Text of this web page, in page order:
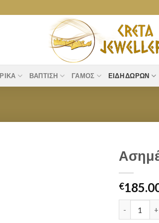
ΒΆΠΤΙΣΗ ΓΆΜΟΣ ΕΊΔΗ ΔΏΡΩΝ
€
Ασημένια